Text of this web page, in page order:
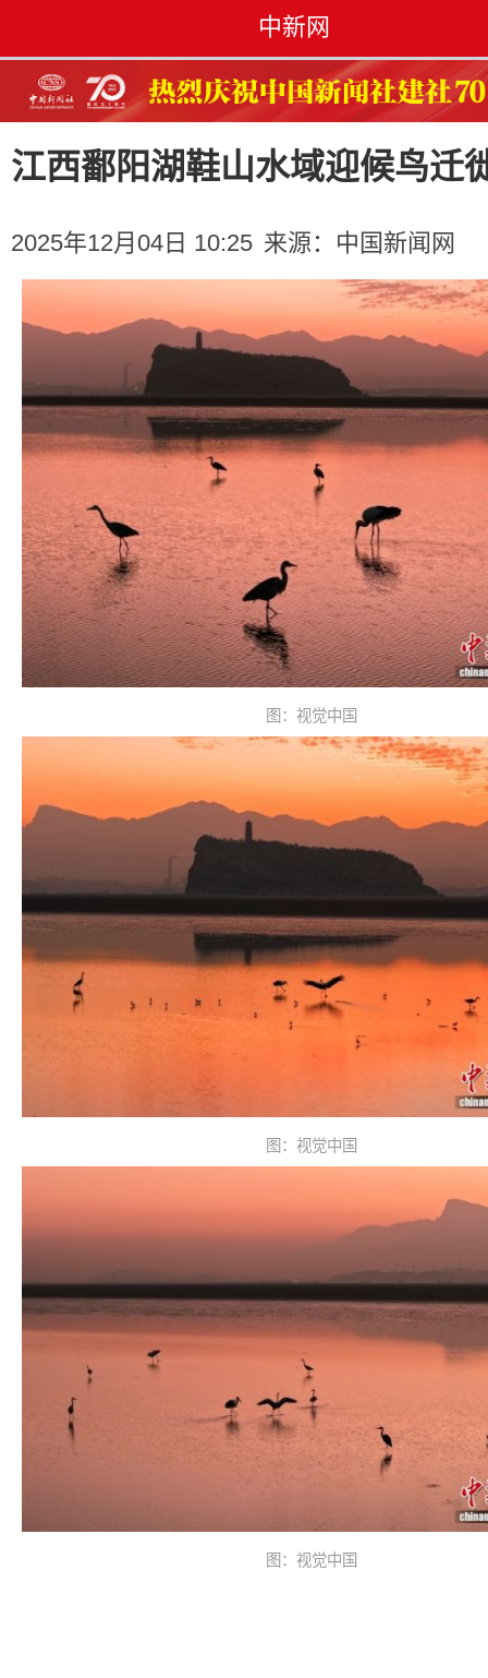
中新网
江西鄱阳湖鞋山水域迎候鸟迁
2025年12月04日 10:25 来源： 中国新闻网
图：视觉中国
图：视觉中国
图：视觉中国